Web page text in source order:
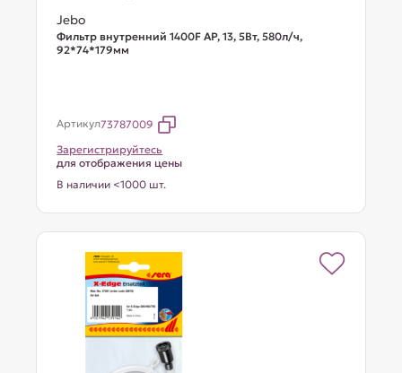
Jebo
Фильтр внутренний 1400F AP, 13, 5Вт, 580л/ч,
92*74*179мм
Артикул73787009
Зарегистрируйтесь
для отображения цены
В наличии <1000 шт.